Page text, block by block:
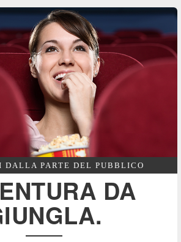
DALLA PARTE DEL PUBBLICO
DA